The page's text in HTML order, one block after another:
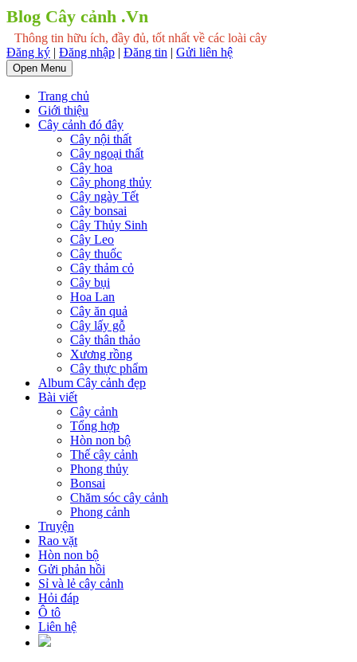
Blog Cây cảnh .Vn
Thông tin hữu ích, đầy đủ, tốt nhất về các loài cây
Đăng ký | Đăng nhập | Đăng tin | Gửi liên hệ
Open Menu
Trang chủ
Giới thiệu
Cây cảnh đó đây
Cây nội thất
Cây ngoại thất
Cây hoa
Cây phong thủy
Cây ngày Tết
Cây bonsai
Cây Thủy Sinh
Cây Leo
Cây thuốc
Cây thảm cỏ
Cây bụi
Hoa Lan
Cây ăn quả
Cây lấy gỗ
Cây thân thảo
Xương rồng
Cây thực phẩm
Album Cây cảnh đẹp
Bài viết
Cây cảnh
Tổng hợp
Hòn non bộ
Thế cây cảnh
Phong thủy
Bonsai
Chăm sóc cây cảnh
Phong cảnh
Truyện
Rao vặt
Hòn non bộ
Gửi phản hồi
Sỉ và lẻ cây cảnh
Hỏi đáp
Ô tô
Liên hệ